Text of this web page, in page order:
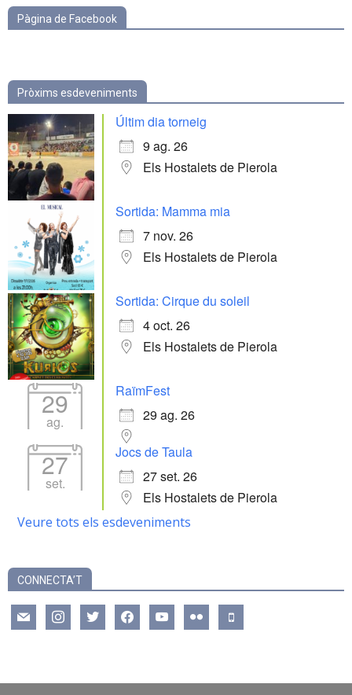
Pàgina de Facebook
Pròxims esdeveniments
Últim dia torneig
9 ag. 26
Els Hostalets de Pierola
Sortida: Mamma mia
7 nov. 26
Els Hostalets de Pierola
Sortida: Cirque du soleil
4 oct. 26
Els Hostalets de Pierola
29
ag.
RaïmFest
29 ag. 26
27
set.
Jocs de Taula
27 set. 26
Els Hostalets de Pierola
Veure tots els esdeveniments
CONNECTA’T
mail instagramtwitter facebookyoutube flickr mobile